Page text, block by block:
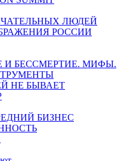
ЛЮДЕЙ
РОССИИ
И БЕССМЕРТИЕ. МИФЫ.
НЕ БЫВАЕТ
БИЗНЕС